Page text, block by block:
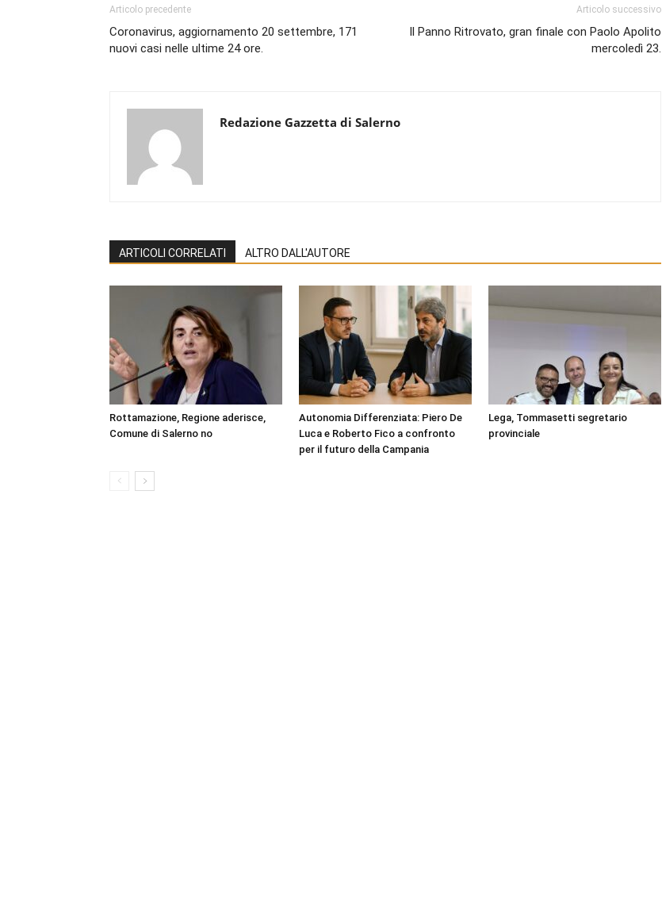
Articolo precedente
Coronavirus, aggiornamento 20 settembre, 171
nuovi casi nelle ultime 24 ore.
Articolo successivo
Il Panno Ritrovato, gran finale con Paolo Apolito
mercoledì 23.
Redazione Gazzetta di Salerno
ARTICOLI CORRELATI ALTRO DALL'AUTORE
Rottamazione, Regione aderisce,
Comune di Salerno no
Autonomia Differenziata: Piero De
Luca e Roberto Fico a confronto
per il futuro della Campania
Lega, Tommasetti segretario
provinciale